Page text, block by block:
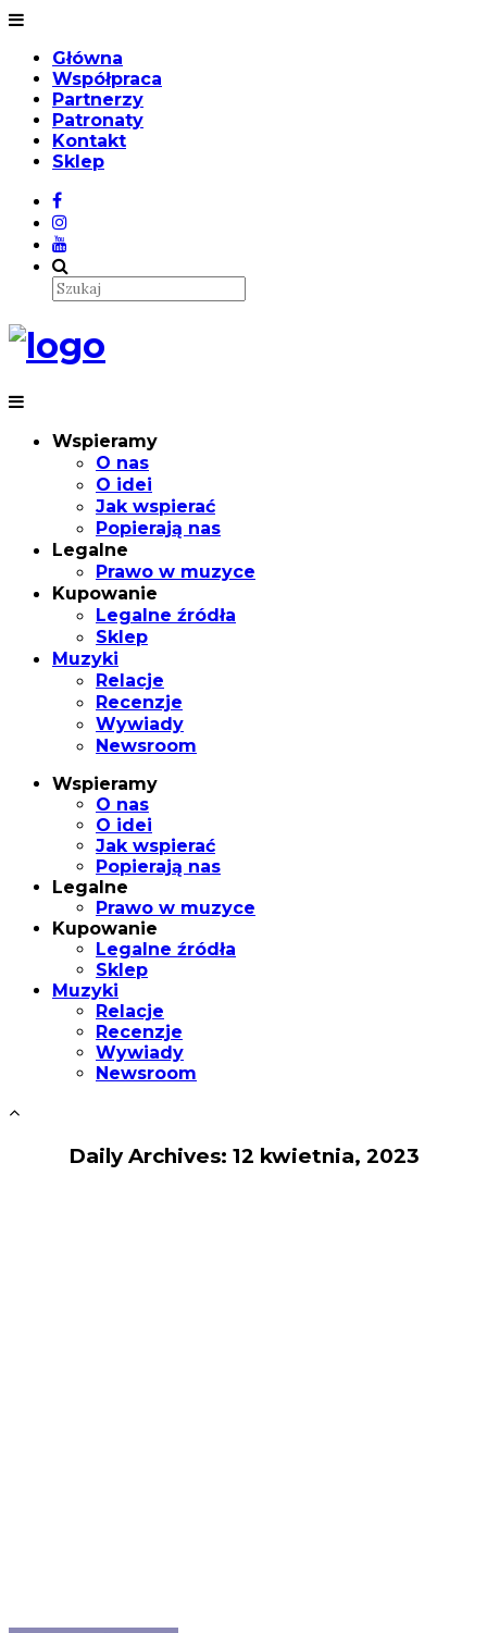
Główna
Współpraca
Partnerzy
Patronaty
Kontakt
Sklep
Wspieramy
O nas
O idei
Jak wspierać
Popierają nas
Legalne
Prawo w muzyce
Kupowanie
Legalne źródła
Sklep
Muzyki
Relacje
Recenzje
Wywiady
Newsroom
Wspieramy
O nas
O idei
Jak wspierać
Popierają nas
Legalne
Prawo w muzyce
Kupowanie
Legalne źródła
Sklep
Muzyki
Relacje
Recenzje
Wywiady
Newsroom
Daily Archives: 12 kwietnia, 2023